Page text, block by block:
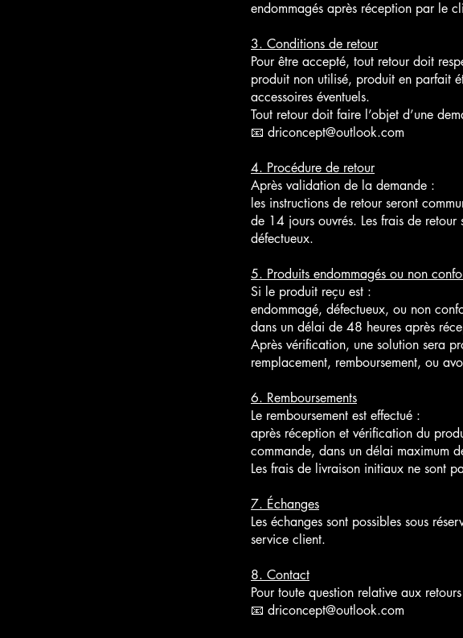
endommagés après réception par le
3. Conditions de retour
Pour être accepté, tout retour doit
produit non utilisé, produit en parfait
accessoires éventuels.
Tout retour doit faire l’objet d’une
📧 driconcept@outlook.com
4. Procédure de retour
Après validation de la demande :
les instructions de retour seront
de 14 jours ouvrés. Les frais de
défectueux.
5. Produits endommagés ou non
Si le produit reçu est :
endommagé, défectueux, ou non
dans un délai de 48 heures après
Après vérification, une solution sera
remplacement, remboursement, ou
6. Remboursements
Le remboursement est effectué :
après réception et vérification du
commande, dans un délai maximum
Les frais de livraison initiaux ne sont
7. Échanges
Les échanges sont possibles sous
service client.
8. Contact
Pour toute question relative aux
📧 driconcept@outlook.com